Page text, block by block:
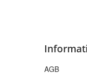
AGB